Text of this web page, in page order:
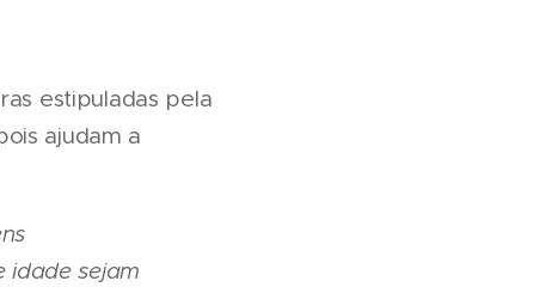
estipuladas pela
ajudam a
idade sejam